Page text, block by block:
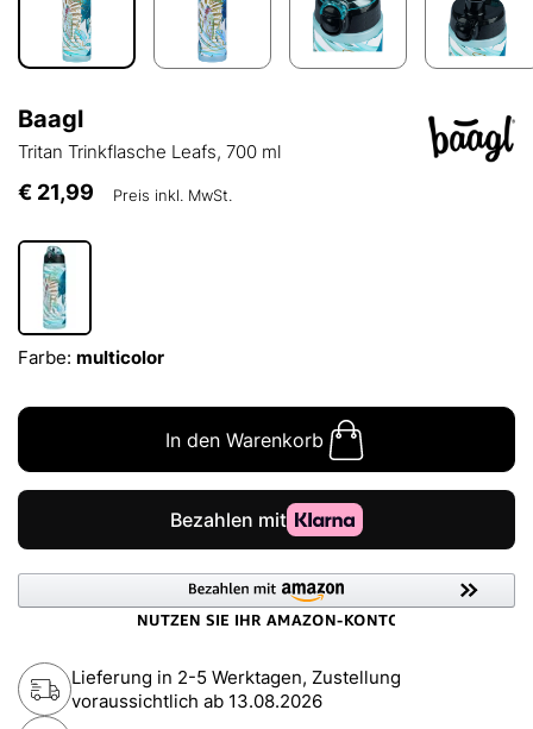
Baagl
Tritan Trinkflasche Leafs, 700 ml
€ 21,99 Preis inkl. MwSt.
Farbe: multicolor
In den Warenkorb
Lieferung in 2-5 Werktagen, Zustellung
voraussichtlich ab 13.08.2026